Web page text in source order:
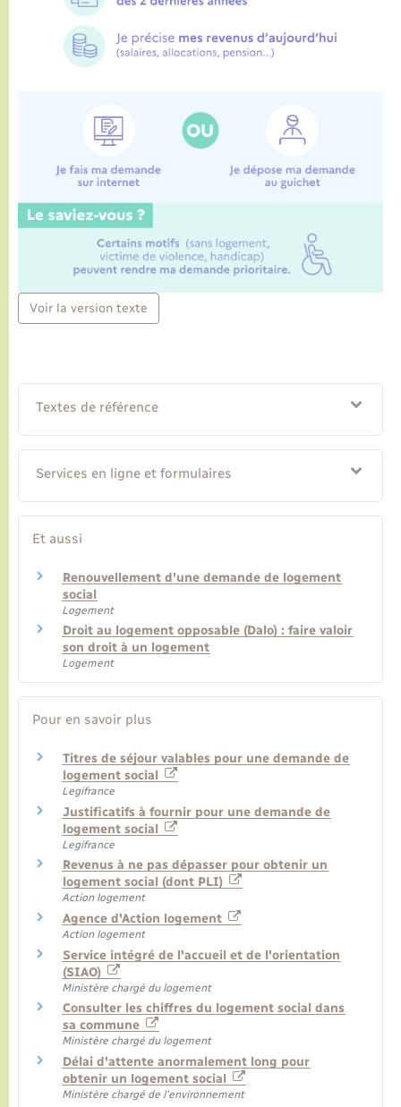
Voir la version texte
Textes de référence
Services en ligne et formulaires
Et aussi
Renouvellement d'une demande de logement
social
Logement
Droit au logement opposable (Dalo) : faire valoir
son droit à un logement
Logement
Pour en savoir plus
Titres de séjour valables pour une demande de
logement social
Legifrance
Justificatifs à fournir pour une demande de
logement social
Legifrance
Revenus à ne pas dépasser pour obtenir un
logement social (dont PLI)
Action logement
Agence d'Action logement
Action logement
Service intégré de l'accueil et de l'orientation
(SIAO)
Ministère chargé du logement
Consulter les chiffres du logement social dans
sa commune
Ministère chargé du logement
Délai d'attente anormalement long pour
obtenir un logement social
Ministère chargé de l'environnement